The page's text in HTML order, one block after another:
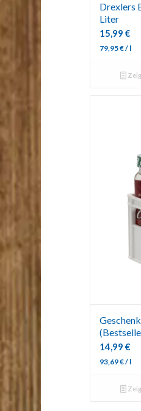
Drexlers
Liter
15,99€
79,95€/ l
14,99€
93,69€/ l